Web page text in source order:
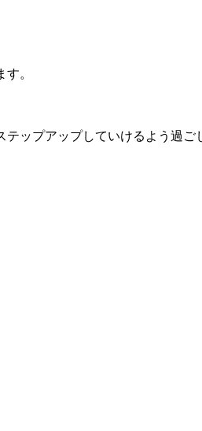
。
ップアップしていけるよう過ご